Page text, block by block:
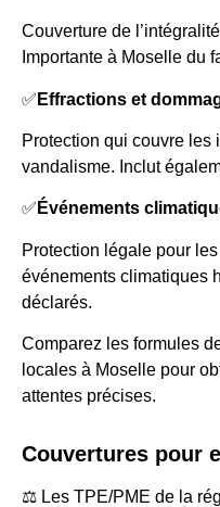
Couverture de
Importante à Moselle du
✅ Effractions et
Protection qui couvre les
vandalisme. Inclut
✅ Événements
Protection légale pour
événements climatiques
déclarés.
Comparez les formules
locales à Moselle pour
attentes précises.
Couvertures pour
⚖️ Les TPE/PME de la